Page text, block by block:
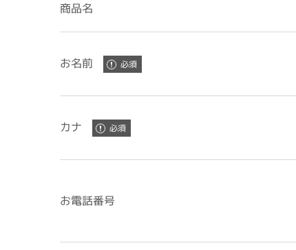
商品名
お名前
カナ
お電話番号